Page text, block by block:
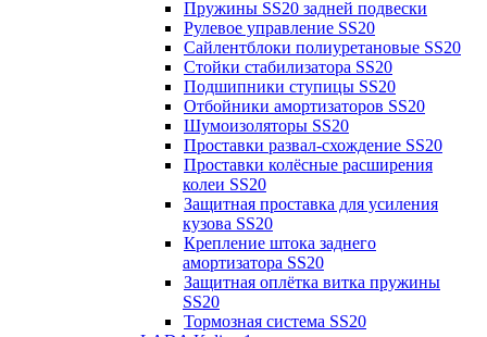
Пружины SS20 задней подвески
Рулевое управление SS20
Сайлентблоки полиуретановые SS20
Стойки стабилизатора SS20
Подшипники ступицы SS20
Отбойники амортизаторов SS20
Шумоизоляторы SS20
Проставки развал-схождение SS20
Проставки колёсные расширения
колеи SS20
Защитная проставка для усиления
кузова SS20
Крепление штока заднего
амортизатора SS20
Защитная оплётка витка пружины
SS20
Тормозная система SS20